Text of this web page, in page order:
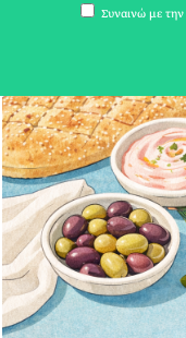
Συναινώ με την